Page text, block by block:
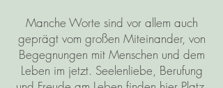
Manche Worte sind vor allem auch
geprägt vom großen Miteinander, von
Begegnungen mit Menschen und dem
Leben im jetzt. Seelenliebe, Berufung